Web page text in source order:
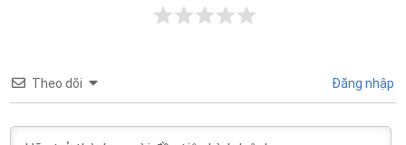
Theo dõi Đăng nhập